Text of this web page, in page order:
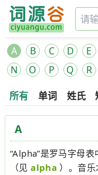
A B C D E
N
O P Q R
所有
单词 姓氏
A
“Alpha”是罗马字母
（见alpha ）。音